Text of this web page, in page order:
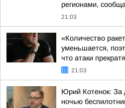
регионами,
21:03
«Количество
уменьшается,
что атаки
21:03
Юрий Котенок: За
ночью